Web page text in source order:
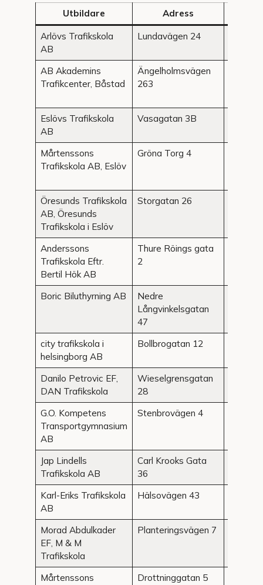
Utbildare Adress
Arlövs Trafikskola
AB
Lundavägen 24
AB Akademins
Trafikcenter, Båstad
Ängelholmsvägen
263
Eslövs Trafikskola
AB
Vasagatan 3B
Mårtenssons
Trafikskola AB, Eslöv
Gröna Torg 4
Öresunds Trafikskola
AB, Öresunds
Trafikskola i Eslöv
Storgatan 26
Anderssons
Trafikskola Eftr.
Bertil Hök AB
Thure Röings gata
2
Boric Biluthyrning AB
Nedre
Långvinkelsgatan
47
city trafikskola i
helsingborg AB
Bollbrogatan 12
Danilo Petrovic EF,
DAN Trafikskola
Wieselgrensgatan
28
G.O. Kompetens
Transportgymnasium
AB
Stenbrovägen 4
Jap Lindells
Trafikskola AB
Carl Krooks Gata
36
Karl-Eriks Trafikskola
AB
Hälsovägen 43
Morad Abdulkader
EF, M & M
Trafikskola
Planteringsvägen 7
Mårtenssons
Drottninggatan 5